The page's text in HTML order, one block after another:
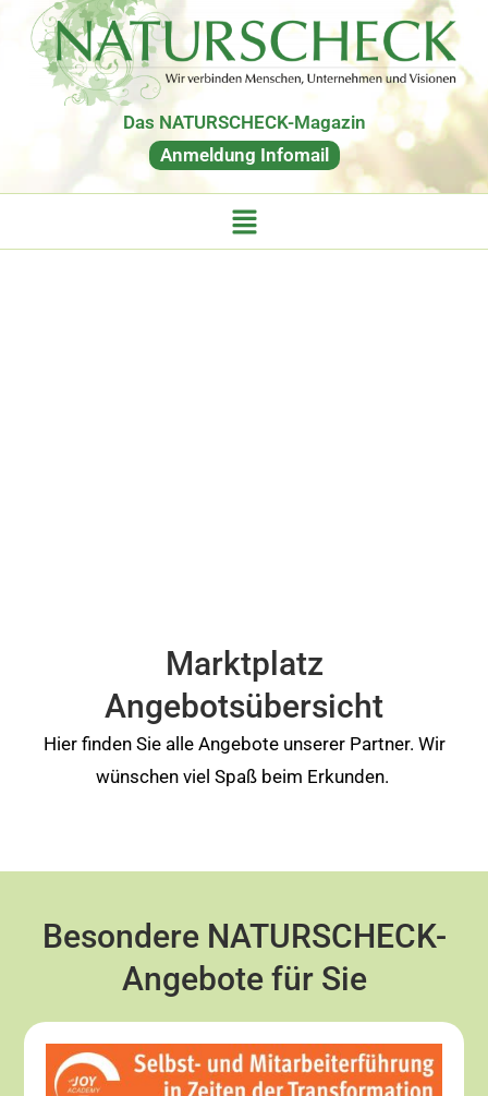
Das NATURSCHECK-Magazin
Anmeldung Infomail
Marktplatz
Angebotsübersicht
Hier finden Sie alle Angebote unserer Partner. Wir
wünschen viel Spaß beim Erkunden.
Besondere NATURSCHECK-
Angebote für Sie